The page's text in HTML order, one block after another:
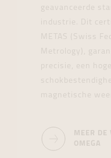
geavanceerde
industrie. Dit
METAS (Swiss
Metrology),
precisie, een
magnetische
MEER
OMEGA